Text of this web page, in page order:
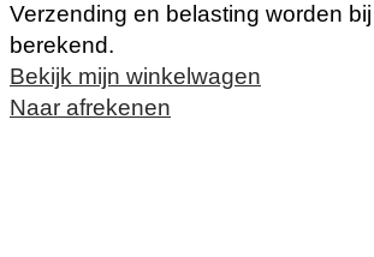
Producten
in
Verzending en belasting worden
berekend.
Bekijk mijn winkelwagen
Naar afrekenen